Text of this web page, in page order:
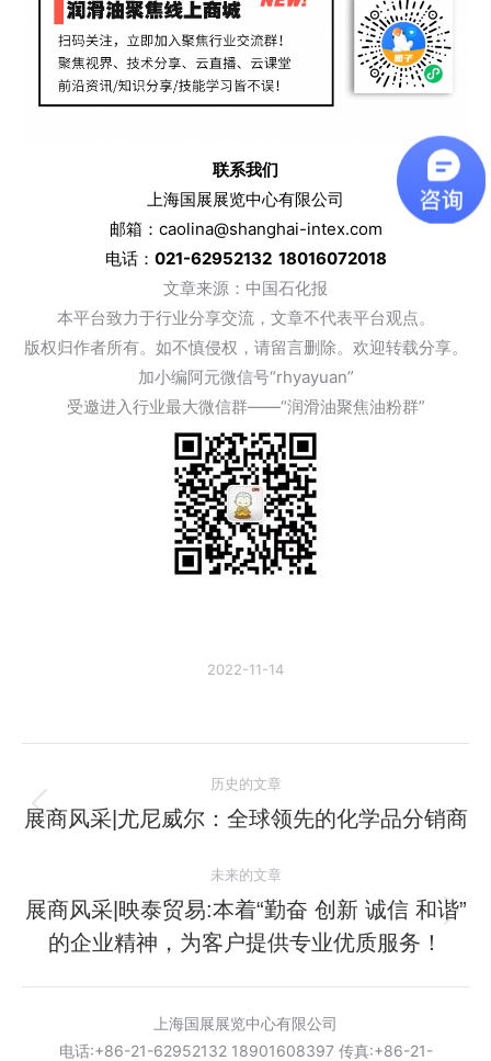
联系我们
上海国展展览中心有限公司
邮箱：caolina@shanghai-intex.com
电话： 021-62952132 18016072018
文章来源：中国石化报
本平台致力于行业分享交流，文章不代表平台观点。
版权归作者所有。如不慎侵权，请留言删除。欢迎转载分享。
加小编阿元微信号“rhyayuan”
受邀进入行业最大微信群——“润滑油聚焦油粉群”
2022-11-14
章
航
历史的文章
历
的
文
章：
展商风采|尤尼威尔：全球领先的化学品分销商
未来的文章
未
来
的
文
章：
展商风采|映泰贸易:本着“勤奋 创新 诚信 和谐”
的企业精神，为客户提供专业优质服务！
上海国展展览中心有限公司
电话:+86-21-62952132 18901608397 传真:+86-21-